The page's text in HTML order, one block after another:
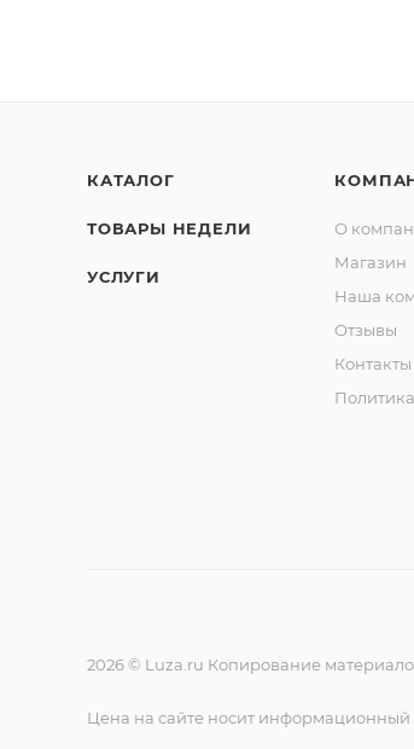
КАТАЛОГ
ТОВАРЫ НЕДЕЛИ
УСЛУГИ
О
Магазин
Наша
Отзывы
Контакты
Политика
2026 © Luza.ru Копирование
Цена на сайте носит информационный